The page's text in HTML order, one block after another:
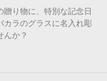
贈り物に、特別な記念日
カラのグラスに名入れ彫
んか？